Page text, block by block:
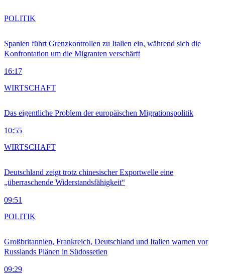
Spanien führt Grenzkontrollen zu Italien ein, während sich die
Konfrontation um die Migranten verschärft
16:17
POLITIK
Das eigentliche Problem der europäischen Migrationspolitik
10:55
WIRTSCHAFT
Deutschland zeigt trotz chinesischer Exportwelle eine
„überraschende Widerstandsfähigkeit“
09:51
WIRTSCHAFT
Großbritannien, Frankreich, Deutschland und Italien warnen vor
Russlands Plänen in Südossetien
09:29
POLITIK